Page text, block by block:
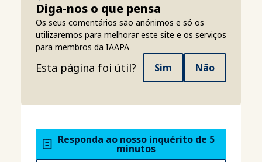
Diga-nos o que pensa
Os seus comentários são anónimos e só os
utilizaremos para melhorar este site e os serviços
para membros da IAAPA
Esta página foi útil? Sim Não
Responda ao nosso inquérito de 5
minutos